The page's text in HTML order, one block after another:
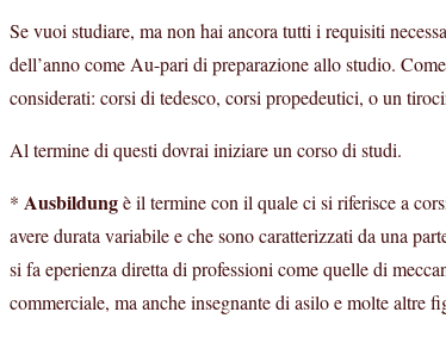
Se vuoi studiare, ma non hai ancora tutti i requisiti
dell’anno come Au-pari di preparazione allo studio.
considerati: corsi di tedesco, corsi propedeutici, o un
Al termine di questi dovrai iniziare un corso di studi.
* Ausbildungè il termine con il quale ci si riferisce a
avere durata variabile e che sono caratterizzati da una
si fa eperienza diretta di professioni come quelle di
commerciale, ma anche insegnante di asilo e molte altre